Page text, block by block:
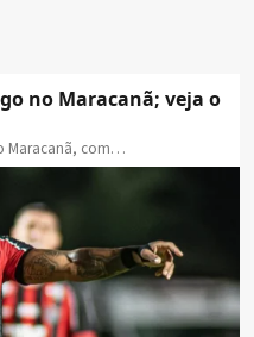
no Maracanã; veja o
Maracanã, com…